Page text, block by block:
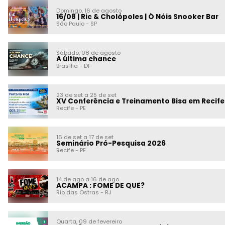
Domingo, 16 de agosto
16/08 | Ric & Cholópoles | Ó Nóis Snooker Bar
São Paulo- SP
Sábado, 08 de agosto
A última chance
Brasília - DF
23 de set a 25 de set
XV Conferência e Treinamento Bisa em Recife
Recife- PE
16 de set a 17 de set
Seminário Pró-Pesquisa 2026
Recife- PE
14 de ago a 16 de ago
ACAMPA : FOME DE QUÊ?
Rio das Ostras - RJ
Quarta, 09 de fevereiro